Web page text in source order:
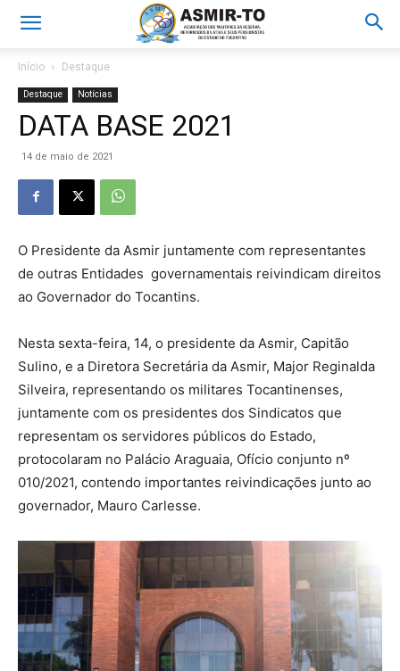
Início Destaque
Destaque Notícias
DATA BASE 2021
14 de maio de 2021
O Presidente da Asmir juntamente com representantes
de outras Entidades governamentais reivindicam direitos
ao Governador do Tocantins.
Nesta sexta-feira, 14, o presidente da Asmir, Capitão
Sulino, e a Diretora Secretária da Asmir, Major Reginalda
Silveira, representando os militares Tocantinenses,
juntamente com os presidentes dos Sindicatos que
representam os servidores públicos do Estado,
protocolaram no Palácio Araguaia, Ofício conjunto nº
010/2021, contendo importantes reivindicações junto ao
governador, Mauro Carlesse.